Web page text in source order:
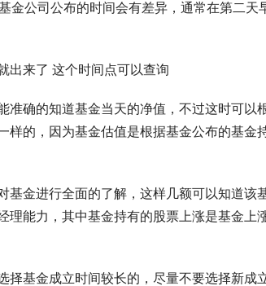
金公司公布的时间会有差异，通常在第二
准确的知道基金当天的净值，不过这时可以
样的，因为基金估值是根据基金公布的基金
基金进行全面的了解，这样几额可以知道该
理能力，其中基金持有的股票上涨是基金上
择基金成立时间较长的，尽量不要选择新成